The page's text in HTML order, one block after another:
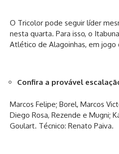
O Tricolor pode seguir líder
nesta quarta. Para isso, o
Atlético de Alagoinhas, em jogo
Confira a provável
Marcos Felipe; Borel, Marcos
Diego Rosa, Rezende e Mugni;
Goulart. Técnico: Renato Paiva.